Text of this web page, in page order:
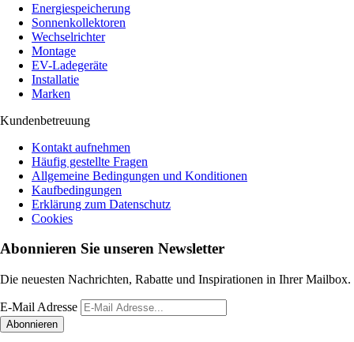
Energiespeicherung
Sonnenkollektoren
Wechselrichter
Montage
EV-Ladegeräte
Installatie
Marken
Kundenbetreuung
Kontakt aufnehmen
Häufig gestellte Fragen
Allgemeine Bedingungen und Konditionen
Kaufbedingungen
Erklärung zum Datenschutz
Cookies
Abonnieren Sie unseren Newsletter
Die neuesten Nachrichten, Rabatte und Inspirationen in Ihrer Mailbox.
E-Mail Adresse
Abonnieren